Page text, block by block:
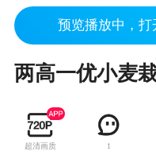
预览播放中，打
超清画质 1